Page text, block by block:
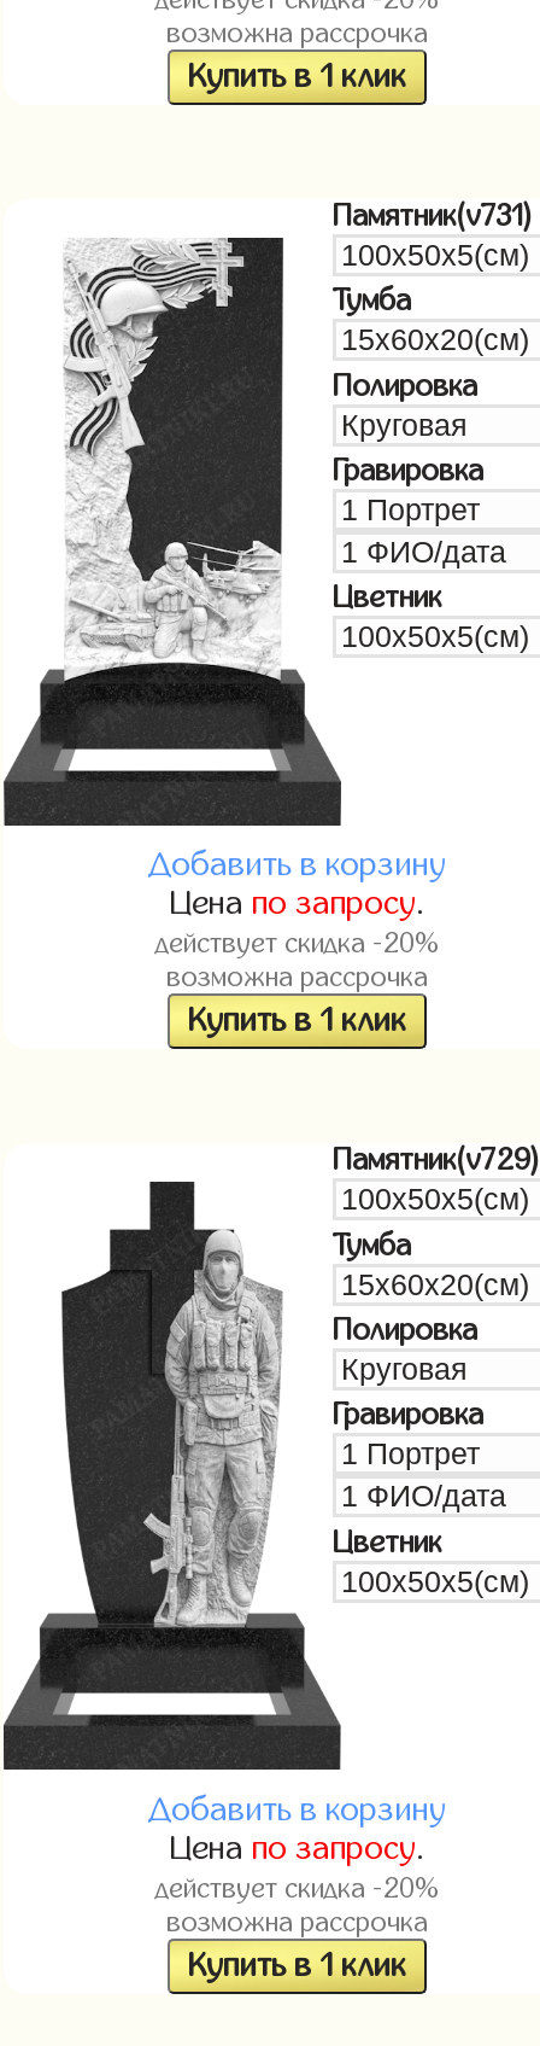
возможна рассрочка
Купить в 1 клик
Памятник(v731)
Тумба
Полировка
Гравировка
Цветник
Добавить в корзину
Цена по запросу.
действует скидка -20%
возможна рассрочка
Купить в 1 клик
Памятник(v729)
Тумба
Полировка
Гравировка
Цветник
Добавить в корзину
Цена по запросу.
действует скидка -20%
возможна рассрочка
Купить в 1 клик